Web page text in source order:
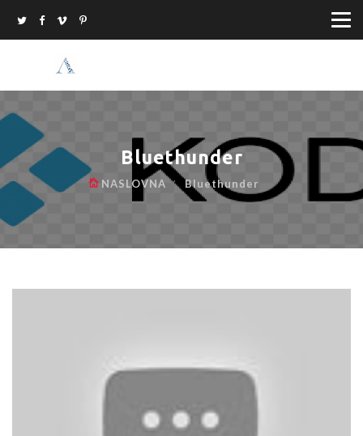
Bluethunder
NASLOVNA Bluethunder